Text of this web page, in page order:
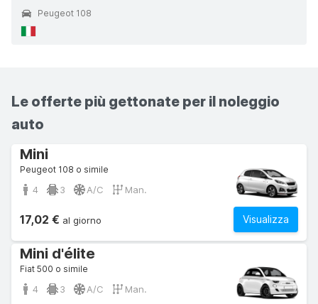
Peugeot 108
Le offerte più gettonate per il noleggio
auto
Mini
Peugeot 108 o simile
4 3 A/C Man.
Visualizza
17,02 € al giorno
Mini d'élite
Fiat 500 o simile
4 3 A/C Man.